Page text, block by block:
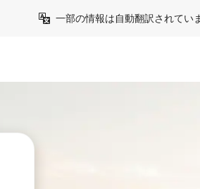
一部の情報は自動翻訳されてい